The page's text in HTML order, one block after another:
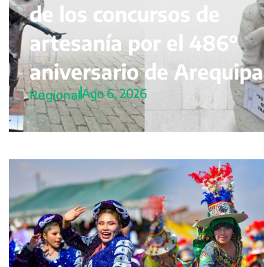
de los concursos de
artesanía por el 486°
aniversario de Arequipa
RegionalAgo 6, 2026